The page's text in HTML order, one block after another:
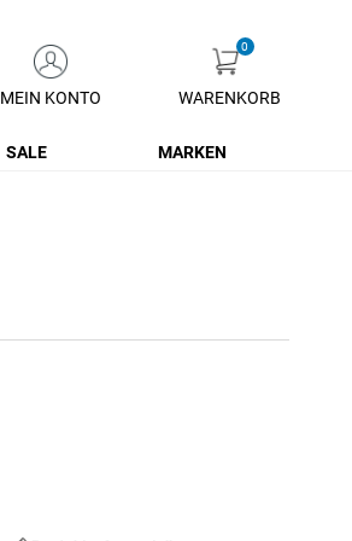
Inhalt
MEIN KONTO WARENKORB
SALE MARKEN